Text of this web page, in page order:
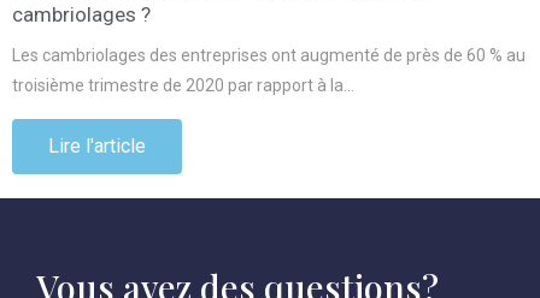
cambriolages ?
Les cambriolages des entreprises ont augmenté de près de 60 % au
troisième trimestre de 2020 par rapport à la…
Lire l'article
Vous avez des questions?